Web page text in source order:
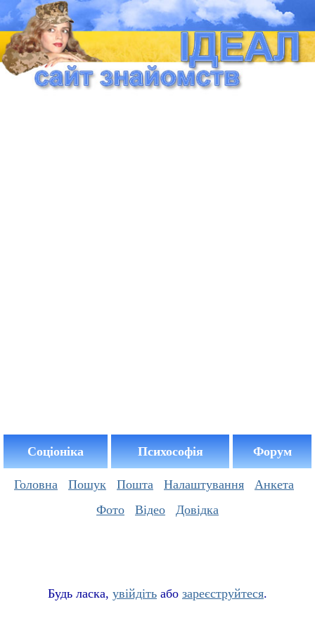
Соціоніка Психософія Форум
Головна Пошук Пошта Налаштування
Анкета
Фото
Відео Довідка
Будь ласка, увійдіть або зареєструйтеся.